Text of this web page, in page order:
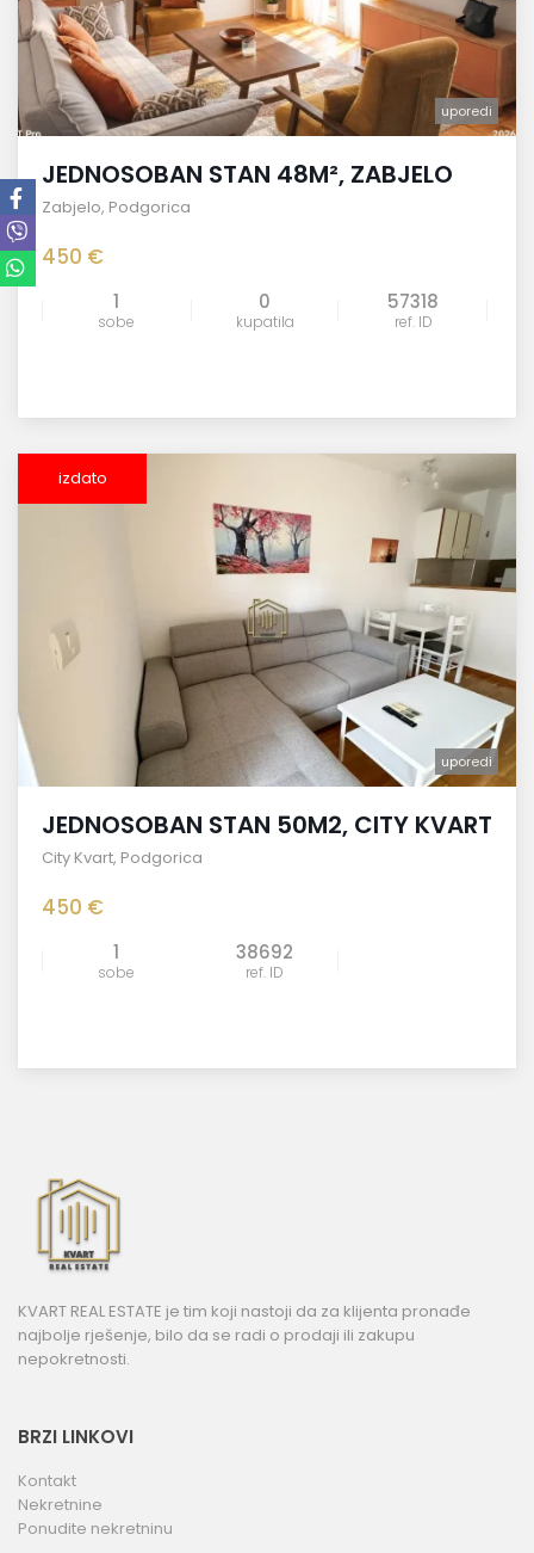
uporedi
JEDNOSOBAN STAN 48M², ZABJELO
Zabjelo, Podgorica
450 €
1
sobe
0
kupatila
57318
ref. ID
izdato
uporedi
JEDNOSOBAN STAN 50M2, CITY KVART
City Kvart, Podgorica
450 €
1
sobe
38692
ref. ID
KVART REAL ESTATE je tim koji nastoji da za klijenta pronađe
najbolje rješenje, bilo da se radi o prodaji ili zakupu
nepokretnosti.
BRZI LINKOVI
Kontakt
Nekretnine
Ponudite nekretninu